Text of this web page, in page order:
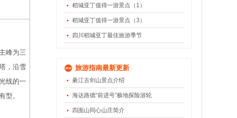
峰为三
，沿雪
线的一
型。
稻城亚丁值得一游景点（1）
稻城亚丁值得一游景点（3）
四川稻城亚丁最佳旅游季节
旅游指南最新更新
綦江古剑山景点介绍
海达路德“前进号”极地探险游轮
四面山同心山庄简介